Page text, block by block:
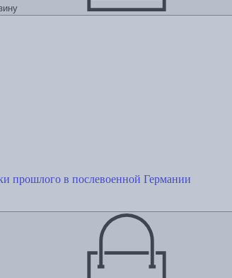
прошлого в послевоенной Германии